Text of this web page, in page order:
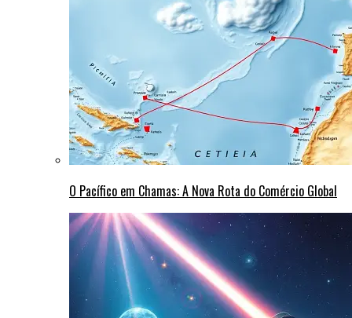
O Pacífico em Chamas: A Nova Rota do Comércio Global